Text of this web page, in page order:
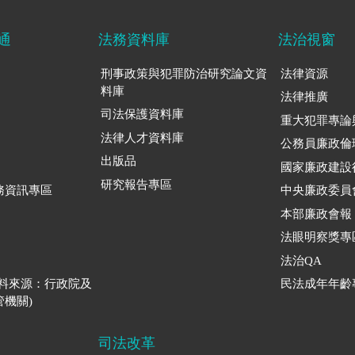
資訊專區
來源：行政院及
機關)
法務資料庫
刑事政策與犯罪防治研究論文資
料庫
司法保護資料庫
法律人才資料庫
出版品
研究報告專區
法治視窗
法律資源
法律推廣
重大犯罪專論
公務員廉政倫
國家廉政建
中央廉政委員
本部廉政會報
法眼明察獎專
法治QA
民法成年年齡
司法改革